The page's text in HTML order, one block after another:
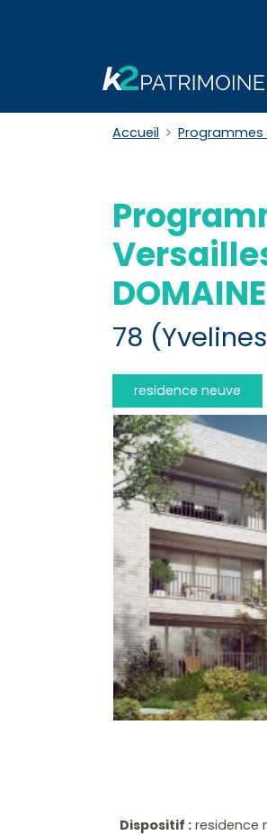
Accueil
78
residence neuve
Dispositif : residence